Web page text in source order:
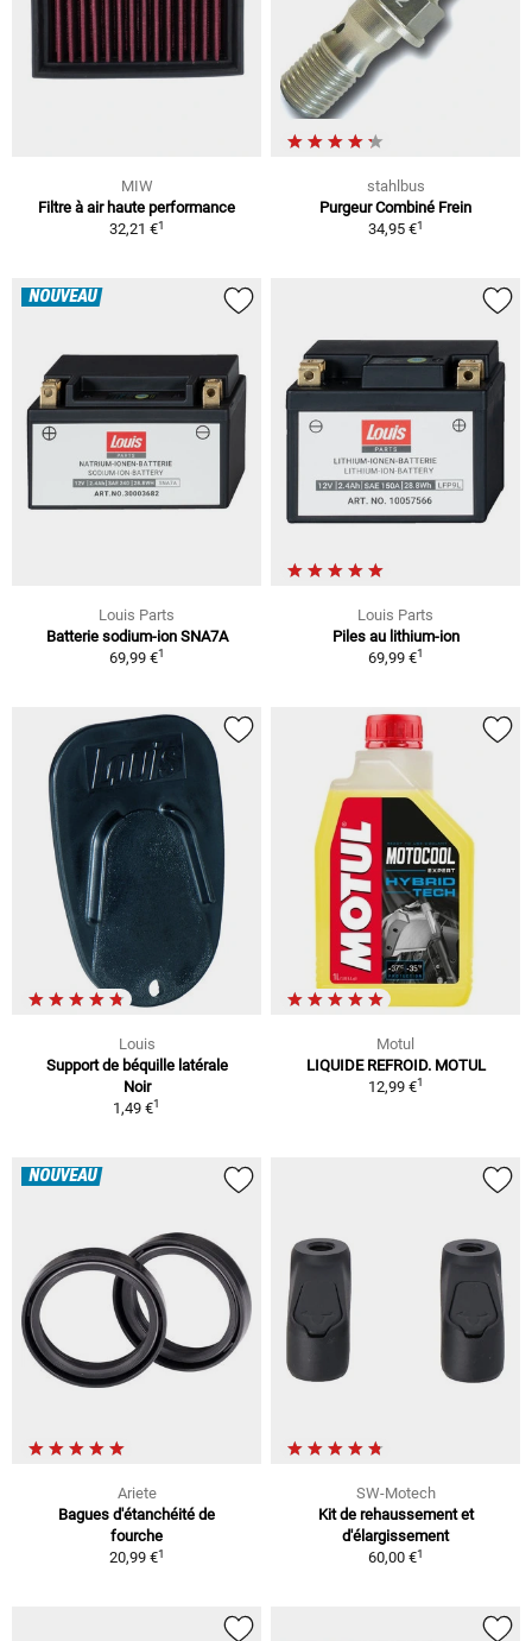
MIW
Filtre à air haute performance
32,21 €1
stahlbus
Purgeur Combiné Frein
34,95 €1
NOUVEAU
Louis Parts
Batterie sodium-ion SNA7A
69,99 €1
Louis Parts
Piles au lithium-ion
69,99 €1
Louis
Support de béquille latérale
Noir
1,49 €1
Motul
LIQUIDE REFROID. MOTUL
12,99 €1
NOUVEAU
Ariete
Bagues d'étanchéité de
fourche
20,99 €1
SW-Motech
Kit de rehaussement et
d'élargissement
60,00 €1